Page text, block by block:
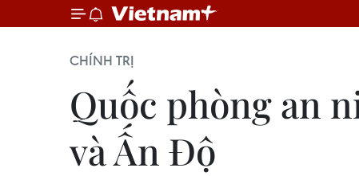
CHÍNH TRỊ
Quốc phòng an
và Ấn Độ